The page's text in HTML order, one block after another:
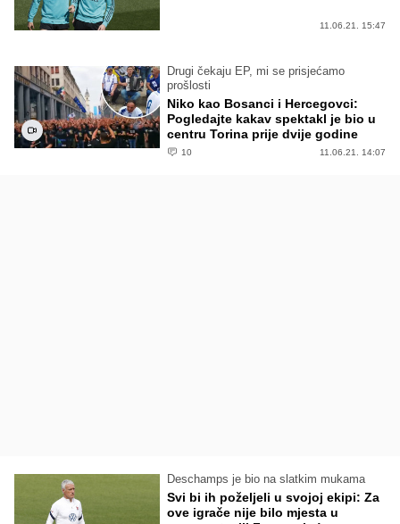
11.06.21. 15:47
Drugi čekaju EP, mi se prisjećamo
prošlosti
Niko kao Bosanci i Hercegovci:
Pogledajte kakav spektakl je bio u
centru Torina prije dvije godine
10 11.06.21. 14:07
Deschamps je bio na slatkim mukama
Svi bi ih poželjeli u svojoj ekipi: Za
ove igrače nije bilo mjesta u